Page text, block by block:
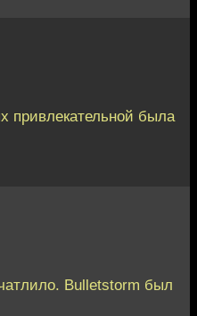
привлекательной была
Bulletstorm был